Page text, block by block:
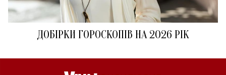
ДОБІРКИ ГОРОСКОПІВ НА 2026 РІК